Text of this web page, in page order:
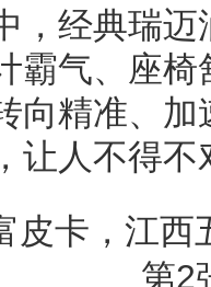
，经典瑞
霸气、座
向精准、
让人不得